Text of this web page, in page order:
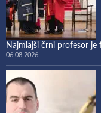
Najmlajši črni profesor je
06.08.2026